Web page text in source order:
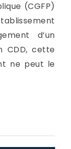
(CGFP)
d’un
CDD, cette
ne peut le